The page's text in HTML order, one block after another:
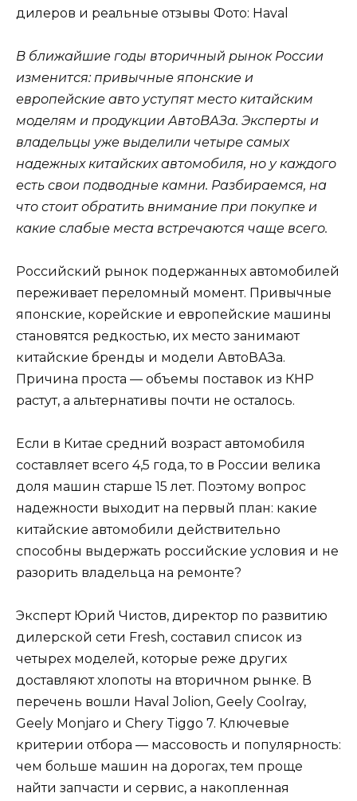
дилеров и реальные отзывы Фото: Haval
В ближайшие годы вторичный рынок России
изменится: привычные японские и
европейские авто уступят место китайским
моделям и продукции АвтоВАЗа. Эксперты и
владельцы уже выделили четыре самых
надежных китайских автомобиля, но у каждого
есть свои подводные камни. Разбираемся, на
что стоит обратить внимание при покупке и
какие слабые места встречаются чаще всего.
Российский рынок подержанных автомобилей
переживает переломный момент. Привычные
японские, корейские и европейские машины
становятся редкостью, их место занимают
китайские бренды и модели АвтоВАЗа.
Причина проста — объемы поставок из КНР
растут, а альтернативы почти не осталось.
Если в Китае средний возраст автомобиля
составляет всего 4,5 года, то в России велика
доля машин старше 15 лет. Поэтому вопрос
надежности выходит на первый план: какие
китайские автомобили действительно
способны выдержать российские условия и не
разорить владельца на ремонте?
Эксперт Юрий Чистов, директор по развитию
дилерской сети Fresh, составил список из
четырех моделей, которые реже других
доставляют хлопоты на вторичном рынке. В
перечень вошли Haval Jolion, Geely Coolray,
Geely Monjaro и Chery Tiggo 7. Ключевые
критерии отбора — массовость и популярность:
чем больше машин на дорогах, тем проще
найти запчасти и сервис, а накопленная